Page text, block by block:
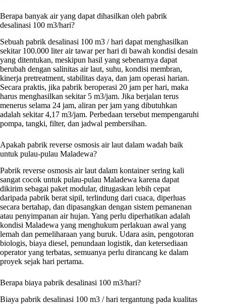
Berapa banyak air yang dapat dihasilkan oleh pabrik
desalinasi 100 m3/hari?
Sebuah pabrik desalinasi 100 m3 / hari dapat menghasilkan
sekitar 100.000 liter air tawar per hari di bawah kondisi desain
yang ditentukan, meskipun hasil yang sebenarnya dapat
berubah dengan salinitas air laut, suhu, kondisi membran,
kinerja pretreatment, stabilitas daya, dan jam operasi harian.
Secara praktis, jika pabrik beroperasi 20 jam per hari, maka
harus menghasilkan sekitar 5 m3/jam. Jika berjalan terus
menerus selama 24 jam, aliran per jam yang dibutuhkan
adalah sekitar 4,17 m3/jam. Perbedaan tersebut mempengaruhi
pompa, tangki, filter, dan jadwal pembersihan.
Apakah pabrik reverse osmosis air laut dalam wadah baik
untuk pulau-pulau Maladewa?
Pabrik reverse osmosis air laut dalam kontainer sering kali
sangat cocok untuk pulau-pulau Maladewa karena dapat
dikirim sebagai paket modular, ditugaskan lebih cepat
daripada pabrik berat sipil, terlindung dari cuaca, diperluas
secara bertahap, dan dipasangkan dengan sistem pemanenan
atau penyimpanan air hujan. Yang perlu diperhatikan adalah
kondisi Maladewa yang menghukum perlakuan awal yang
lemah dan pemeliharaan yang buruk. Udara asin, pengotoran
biologis, biaya diesel, penundaan logistik, dan ketersediaan
operator yang terbatas, semuanya perlu dirancang ke dalam
proyek sejak hari pertama.
Berapa biaya pabrik desalinasi 100 m3/hari?
Biaya pabrik desalinasi 100 m3 / hari tergantung pada kualitas